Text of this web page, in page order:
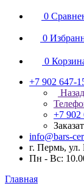
0
0
0
+7 902 647-
Назад
+7 902
info@bars-
г. Пермь, ул.
Пн - Вс:
Главная